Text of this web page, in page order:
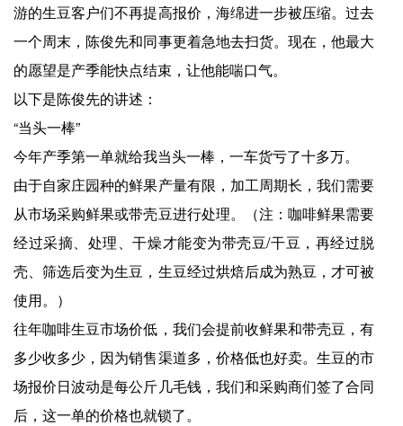
游的生豆客户们不再提高报价，海绵进一步被压缩。过去
一个周末，陈俊先和同事更着急地去扫货。现在，他最大
的愿望是产季能快点结束，让他能喘口气。
以下是陈俊先的讲述：
“当头一棒”
今年产季第一单就给我当头一棒，一车货亏了十多万。
由于自家庄园种的鲜果产量有限，加工周期长，我们需要
从市场采购鲜果或带壳豆进行处理。（注：咖啡鲜果需要
经过采摘、处理、干燥才能变为带壳豆/干豆，再经过脱
壳、筛选后变为生豆，生豆经过烘焙后成为熟豆，才可被
使用。）
往年咖啡生豆市场价低，我们会提前收鲜果和带壳豆，有
多少收多少，因为销售渠道多，价格低也好卖。生豆的市
场报价日波动是每公斤几毛钱，我们和采购商们签了合同
后，这一单的价格也就锁了。